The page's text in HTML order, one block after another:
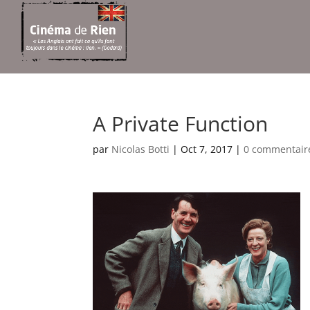
A Private Function
par Nicolas Botti |Oct 7, 2017 |0